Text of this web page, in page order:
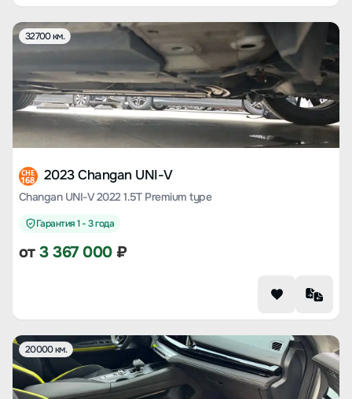
32700 км.
CHE
168 2023 Changan UNI-V
Changan UNI-V 2022 1.5T Premium type
Гарантия 1 - 3 года
от3 367 000₽
20000 км.